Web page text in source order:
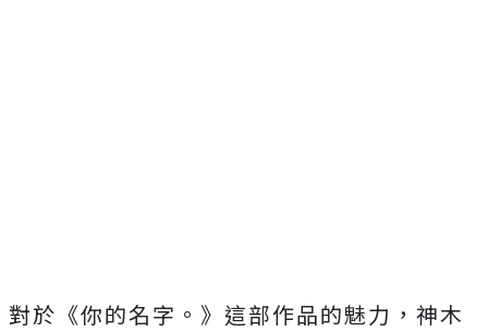
對於《你的名字。》這部作品的魅力，神木